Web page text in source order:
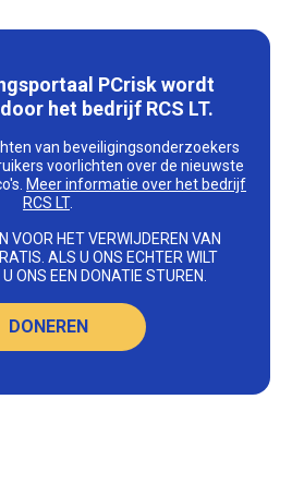
PCrisk wordt
het bedrijf RCS LT.
van beveiligingsonderzoekers
voorlichten over de nieuwste
Meer informatie over het bedrijf
RCS LT.
VOOR HET VERWIJDEREN VAN
ALS U ONS ECHTER WILT
ONS EEN DONATIE STUREN.
DONEREN